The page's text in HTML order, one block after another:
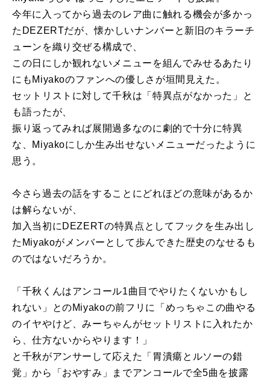
今年に入ってから過去のレア曲に触れる機会が多かっ
たDEZERTだが、懐かしいナンバーと新旧のキラーチ
ューンを織り交ぜる構成で、
この日にしか観れないメニューを組んでみせるあたり
にもMiyakoのファンへの優しさが垣間見えた。
セットリストに対して千秋は「特異点がなかった」と
も語ったが、
振り返ってみれば展開過多なのに劇的で十分に特異
な、Miyakoにしか生み出せないメニューだったように
思う。
今さら過去の話をすることにどれほどの意味があるか
は解らないが、
加入当初にDEZERTの特異点としてフックを生み出し
たMiyakoがメンバーとして歩んできた歴史のなせるも
のではないだろうか。
「千秋くんはアンコール1曲目でやりたくないかもし
れない」とのMiyakoの前フリに「めっちゃこの曲やる
のイヤやけど、みーちゃんがセットリストに入れたか
ら、仕方ないからやります！」
と千秋がアンサーして応えた「胃潰瘍とルソーの錯
覚」から「おやすみ」までアンコールで全5曲を披露